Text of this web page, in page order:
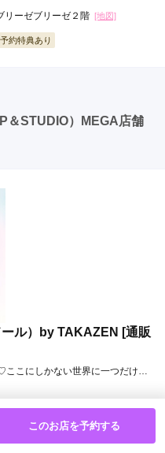
このお店を予約する
よう♪
フルエンサーの撮影実績もあ
リーゼブリーゼ２階 [地図]
予約特典あり
＆STUDIO）MEGA店舗
ル）by TAKAZEN [通販
こにしかない世界に一つだけの